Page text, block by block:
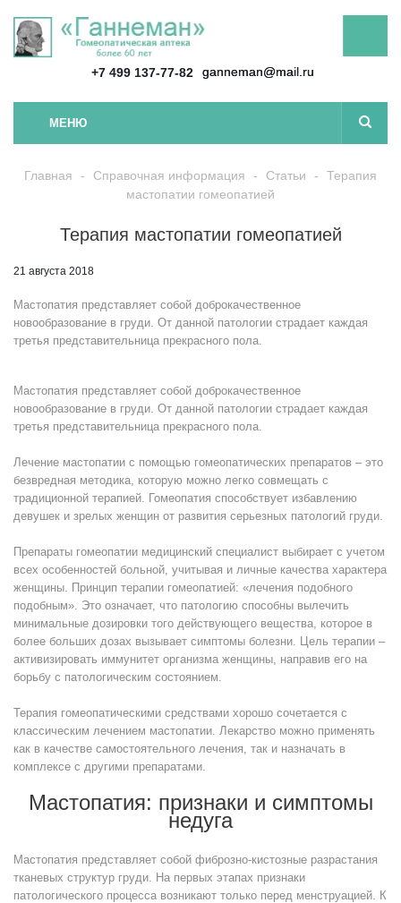
+7 499 137-77-82 ganneman@mail.ru
МЕНЮ
Главная - Справочная информация - Статьи -
Терапия
мастопатии гомеопатией
Терапия мастопатии гомеопатией
21 августа 2018
Мастопатия представляет собой доброкачественное
новообразование в груди. От данной патологии страдает каждая
третья представительница прекрасного пола.
Мастопатия представляет собой доброкачественное
новообразование в груди. От данной патологии страдает каждая
третья представительница прекрасного пола.
Лечение мастопатии с помощью гомеопатических препаратов – это
безвредная методика, которую можно легко совмещать с
традиционной терапией. Гомеопатия способствует избавлению
девушек и зрелых женщин от развития серьезных патологий груди.
Препараты гомеопатии медицинский специалист выбирает с учетом
всех особенностей больной, учитывая и личные качества характера
женщины. Принцип терапии гомеопатией: «лечения подобного
подобным». Это означает, что патологию способны вылечить
минимальные дозировки того действующего вещества, которое в
более больших дозах вызывает симптомы болезни. Цель терапии –
активизировать иммунитет организма женщины, направив его на
борьбу с патологическим состоянием.
Терапия гомеопатическими средствами хорошо сочетается с
классическим лечением мастопатии. Лекарство можно применять
как в качестве самостоятельного лечения, так и назначать в
комплексе с другими препаратами.
Мастопатия: признаки и симптомы
недуга
Мастопатия представляет собой фиброзно-кистозные разрастания
тканевых структур груди. На первых этапах признаки
патологического процесса возникают только перед менструацией. К